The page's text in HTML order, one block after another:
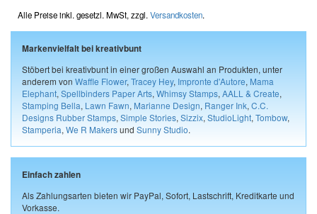
Alle Preise inkl. gesetzl. MwSt, zzgl. Versandkosten.
Markenvielfalt bei kreativbunt
Stöbert bei kreativbunt in einer großen Auswahl an Produkten, unter
anderem von Waffle Flower, Tracey Hey, Impronte d'Autore, Mama
Elephant, Spellbinders Paper Arts, Whimsy Stamps, AALL & Create,
Stamping Bella, Lawn Fawn, Marianne Design, Ranger Ink, C.C.
Designs Rubber Stamps, Simple Stories, Sizzix, StudioLight, Tombow,
Stamperia, We R Makersund Sunny Studio.
Einfach zahlen
Als Zahlungsarten bieten wir PayPal, Sofort, Lastschrift, Kreditkarte und
Vorkasse.